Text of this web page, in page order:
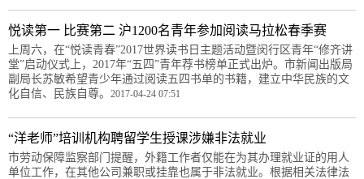
悦读第一 比赛第二 沪1200名青年参加阅读马拉松春季赛
上周六，在“悦读青春”2017世界读书日主题活动暨闵行区青年“修齐讲
堂”启动仪式上，2017年“五四”青年荐书榜单正式出炉。市新闻出版局
副局长苏敏希望青少年通过阅读五四书单的书籍，建立中华民族的文
化自信、民族自尊。 2017-04-24 07:51
“洋老师”培训机构聘留学生授课涉嫌非法就业
市劳动保障监察部门提醒，外籍工作者仅能在为其办理就业证的用人
单位工作，在其他公司兼职或挂靠也属于非法就业。根据相关法律法